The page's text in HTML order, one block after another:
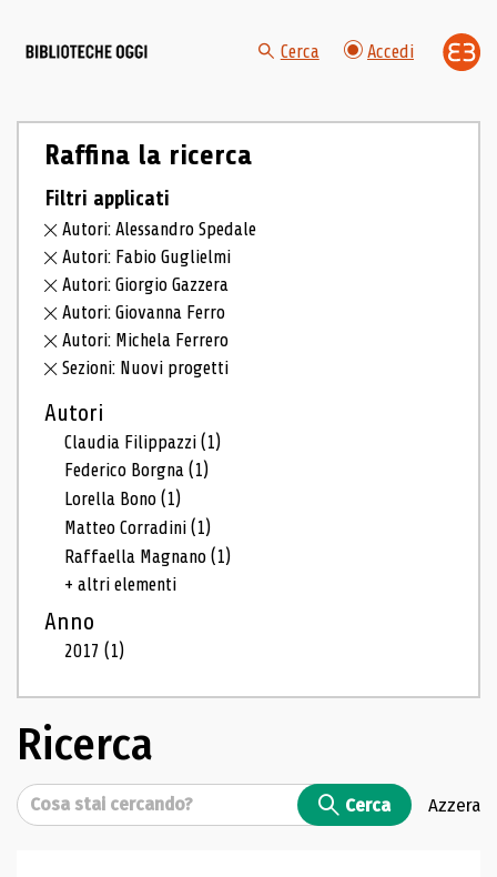
Cerca Accedi
Raffina la ricerca
Filtri applicati
Autori: Alessandro Spedale
Autori: Fabio Guglielmi
Autori: Giorgio Gazzera
Autori: Giovanna Ferro
Autori: Michela Ferrero
Sezioni: Nuovi progetti
Autori
Claudia Filippazzi(1)
Federico Borgna(1)
Lorella Bono(1)
Matteo Corradini(1)
Raffaella Magnano(1)
+ altri elementi
Anno
2017(1)
Ricerca
Cerca Cerca Azzera